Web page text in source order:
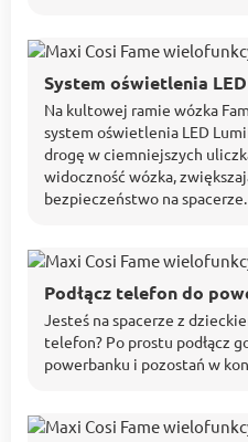
System oświetlenia
Na kultowej ramie wózka
system oświetlenia LED
drogę w ciemniejszych
widoczność wózka,
bezpieczeństwo na spacerze.
Podłącz telefon do
Jesteś na spacerze z
telefon? Po prostu podłącz
powerbanku i pozostań w